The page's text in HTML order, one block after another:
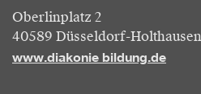
Oberlinplatz 2
40589 Düsseldorf-Holthausen
www.diakonie bildung.de